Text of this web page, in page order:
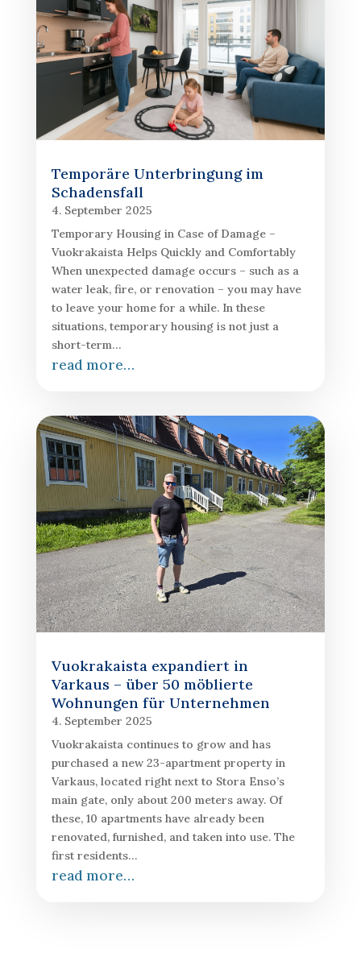
Temporäre Unterbringung im
Schadensfall
4. September 2025
Temporary Housing in Case of Damage –
Vuokrakaista Helps Quickly and Comfortably
When unexpected damage occurs – such as a
water leak, fire, or renovation – you may have
to leave your home for a while. In these
situations, temporary housing is not just a
short-term…
read more…
Vuokrakaista expandiert in
Varkaus – über 50 möblierte
Wohnungen für Unternehmen
4. September 2025
Vuokrakaista continues to grow and has
purchased a new 23-apartment property in
Varkaus, located right next to Stora Enso’s
main gate, only about 200 meters away. Of
these, 10 apartments have already been
renovated, furnished, and taken into use. The
first residents…
read more…